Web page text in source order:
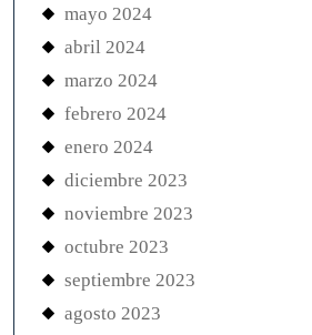
mayo 2024
abril 2024
marzo 2024
febrero 2024
enero 2024
diciembre 2023
noviembre 2023
octubre 2023
septiembre 2023
agosto 2023